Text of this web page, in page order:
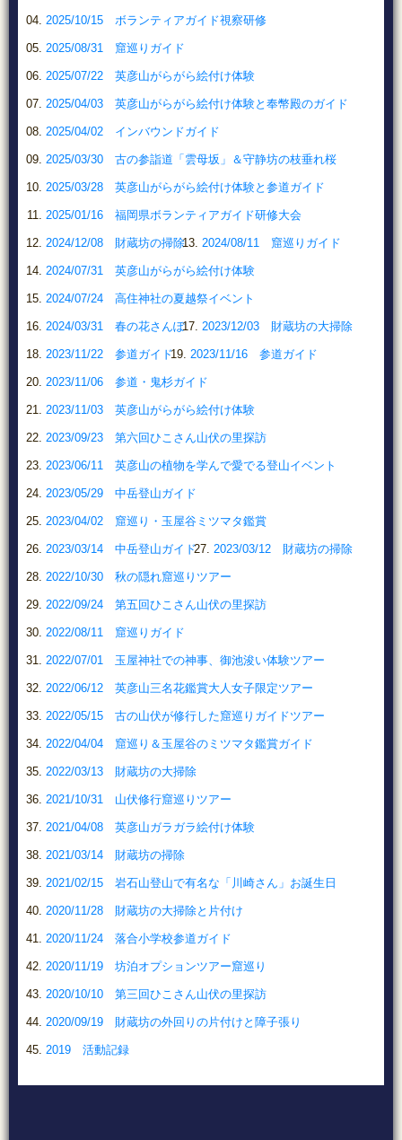
2025/10/15 ボランティアガイド視察研修
2025/08/31 窟巡りガイド
2025/07/22 英彦山がらがら絵付け体験
2025/04/03 英彦山がらがら絵付け体験と奉幣殿のガイド
2025/04/02 インバウンドガイド
2025/03/30 古の参詣道「雲母坂」＆守静坊の枝垂れ桜
2025/03/28 英彦山がらがら絵付け体験と参道ガイド
2025/01/16 福岡県ボランティアガイド研修大会
2024/12/08 財蔵坊の掃除 2024/08/11 窟巡りガイド
2024/07/31 英彦山がらがら絵付け体験
2024/07/24 高住神社の夏越祭イベント
2024/03/31 春の花さんぽ 2023/12/03 財蔵坊の大掃除
2023/11/22 参道ガイド 2023/11/16 参道ガイド
2023/11/06 参道・鬼杉ガイド
2023/11/03 英彦山がらがら絵付け体験
2023/09/23 第六回ひこさん山伏の里探訪
2023/06/11 英彦山の植物を学んで愛でる登山イベント
2023/05/29 中岳登山ガイド
2023/04/02 窟巡り・玉屋谷ミツマタ鑑賞
2023/03/14 中岳登山ガイド 2023/03/12 財蔵坊の掃除
2022/10/30 秋の隠れ窟巡りツアー
2022/09/24 第五回ひこさん山伏の里探訪
2022/08/11 窟巡りガイド
2022/07/01 玉屋神社での神事、御池浚い体験ツアー
2022/06/12 英彦山三名花鑑賞大人女子限定ツアー
2022/05/15 古の山伏が修行した窟巡りガイドツアー
2022/04/04 窟巡り＆玉屋谷のミツマタ鑑賞ガイド
2022/03/13 財蔵坊の大掃除
2021/10/31 山伏修行窟巡りツアー
2021/04/08 英彦山ガラガラ絵付け体験
2021/03/14 財蔵坊の掃除
2021/02/15 岩石山登山で有名な「川崎さん」お誕生日
2020/11/28 財蔵坊の大掃除と片付け
2020/11/24 落合小学校参道ガイド
2020/11/19 坊泊オプションツアー窟巡り
2020/10/10 第三回ひこさん山伏の里探訪
2020/09/19 財蔵坊の外回りの片付けと障子張り
2019 活動記録